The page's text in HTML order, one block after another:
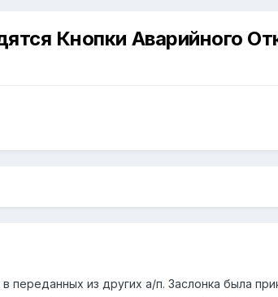
Кнопки Аварийного
переданных из других а/п. Заслонка была